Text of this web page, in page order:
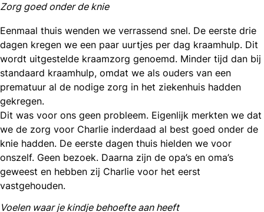
Zorg goed onder de knie
Eenmaal thuis wenden we verrassend snel. De eerste drie
dagen kregen we een paar uurtjes per dag kraamhulp. Dit
wordt uitgestelde kraamzorg genoemd. Minder tijd dan bij
standaard kraamhulp, omdat we als ouders van een
prematuur al de nodige zorg in het ziekenhuis hadden
gekregen.
Dit was voor ons geen probleem. Eigenlijk merkten we dat
we de zorg voor Charlie inderdaad al best goed onder de
knie hadden. De eerste dagen thuis hielden we voor
onszelf. Geen bezoek. Daarna zijn de opa’s en oma’s
geweest en hebben zij Charlie voor het eerst
vastgehouden.
Voelen waar je kindje behoefte aan heeft